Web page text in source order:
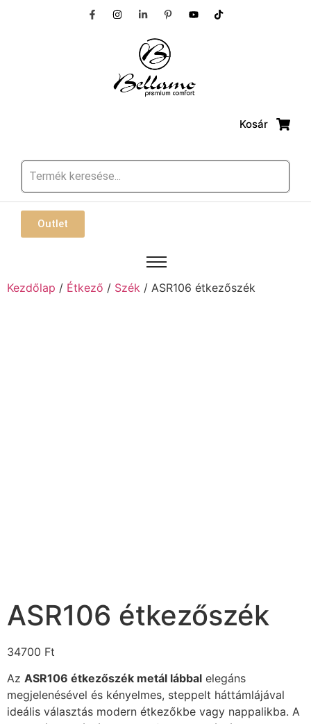
Kosár
Outlet
Kezdőlap / Étkező / Szék / ASR106 étkezőszék
ASR106 étkezőszék
34700 Ft
Az ASR106 étkezőszék metál lábbal elegáns
megjelenésével és kényelmes, steppelt háttámlájával
ideális választás modern étkezőkbe vagy nappalikba. A